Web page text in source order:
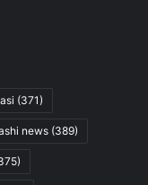
(371)
news (389)